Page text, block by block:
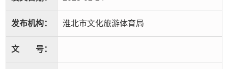
发布机构： 淮北市文化旅游体育局
文 号：